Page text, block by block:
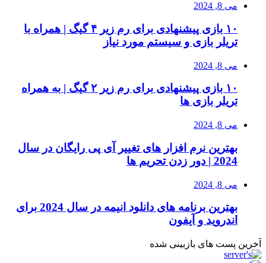
می 8, 2024
۱۰ بازی پیشنهادی برای رم زیر ۴ گیگ | همراه با
تریلر بازی و سیستم مورد نیاز
می 8, 2024
۱۰ بازی پیشنهادی برای رم زیر ۲ گیگ | به همراه
تریلر بازی ها
می 8, 2024
بهترین نرم افزار های تغییر آی پی رایگان در سال
2024 | دور زدن تحریم ها
می 8, 2024
بهترین برنامه های دانلود انیمه در سال 2024 برای
اندروید و آیفون
آخرین پست های بازبینی شده